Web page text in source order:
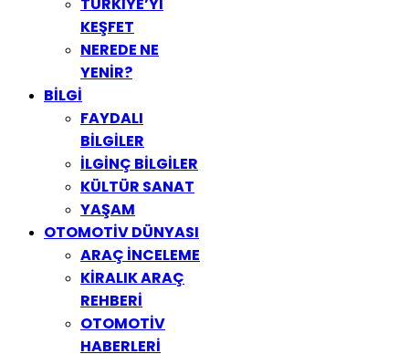
KEŞFET
NEREDE NE
YENİR?
BİLGİ
FAYDALI
BİLGİLER
İLGİNÇ BİLGİLER
KÜLTÜR SANAT
YAŞAM
OTOMOTİV DÜNYASI
ARAÇ İNCELEME
KİRALIK ARAÇ
REHBERİ
OTOMOTİV
HABERLERİ